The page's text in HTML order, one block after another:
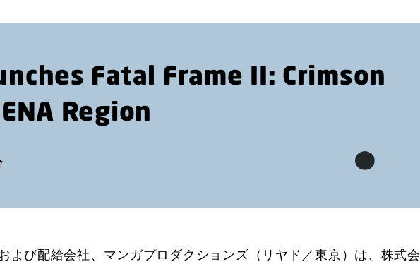
Fatal Frame II: Crimson
Region
よび配給会社、マンガプロダクションズ（リヤド／東京）は、株式会